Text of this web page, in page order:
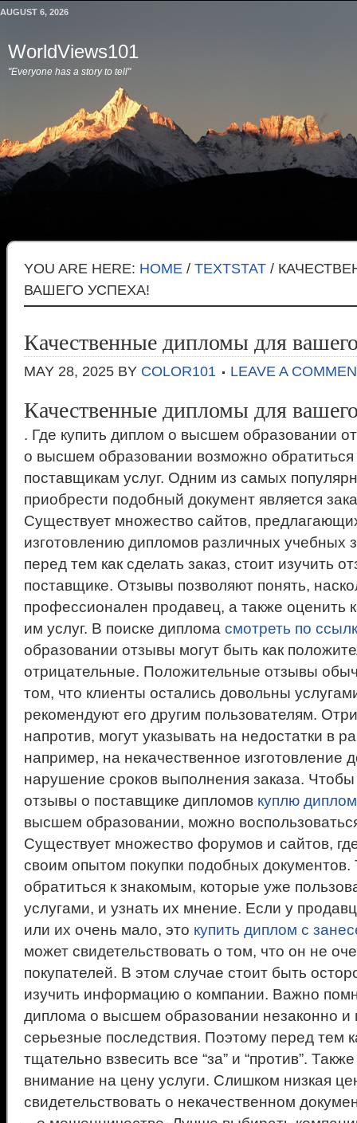
AUGUST 6, 2026
WorldViews101
"Everyone has a story to tell"
YOU ARE HERE: HOME / TEXTSTAT /
ВАШЕГО УСПЕХА!
Качественные дипломы для
MAY 28, 2025 BY COLOR101 LEAVE A
Качественные дипломы для
. Где купить диплом о высшем образовании
о высшем образовании возможно
поставщикам услуг. Одним из самых
приобрести подобный документ является
Существует множество сайтов,
изготовлению дипломов различных учебных
перед тем как сделать заказ, стоит изучить
поставщике. Отзывы позволяют понять,
профессионален продавец, а также оценить
им услуг. В поиске диплома смотреть по
образовании отзывы могут быть как
отрицательные. Положительные отзывы
том, что клиенты остались довольны
рекомендуют его другим пользователям.
напротив, могут указывать на недостатки в
например, на некачественное изготовление
нарушение сроков выполнения заказа.
отзывы о поставщике дипломов куплю
высшем образовании, можно
Существует множество форумов и сайтов,
своим опытом покупки подобных
обратиться к знакомым, которые уже
услугами, и узнать их мнение. Если у
или их очень мало, это купить диплом с
может свидетельствовать о том, что он не
покупателей. В этом случае стоит быть
изучить информацию о компании. Важно
диплома о высшем образовании незаконно и
серьезные последствия. Поэтому перед тем
тщательно взвесить все “за” и “против”.
внимание на цену услуги. Слишком низкая
свидетельствовать о некачественном